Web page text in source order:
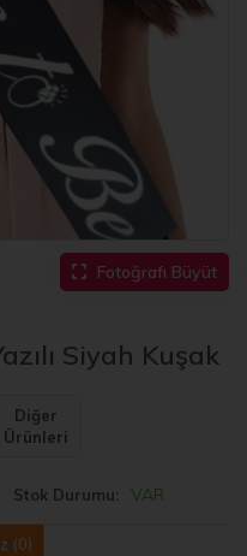
Fotoğrafı Büyüt
Siyah Kuşak
Diğer
Ürünleri
Stok Durumu VAR
(0)